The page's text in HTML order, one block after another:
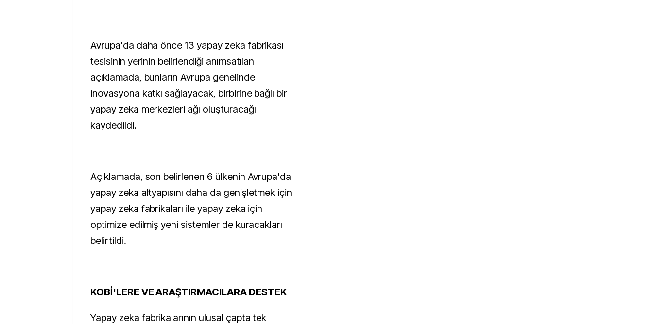
Avrupa'da daha önce 13 yapay zeka fabrikası
tesisinin yerinin belirlendiği anımsatılan
açıklamada, bunların Avrupa genelinde
inovasyona katkı sağlayacak, birbirine bağlı bir
yapay zeka merkezleri ağı oluşturacağı
kaydedildi.
Açıklamada, son belirlenen 6 ülkenin Avrupa'da
yapay zeka altyapısını daha da genişletmek için
yapay zeka fabrikaları ile yapay zeka için
optimize edilmiş yeni sistemler de kuracakları
belirtildi.
KOBİ'LERE VE ARAŞTIRMACILARA DESTEK
Yapay zeka fabrikalarının ulusal çapta tek